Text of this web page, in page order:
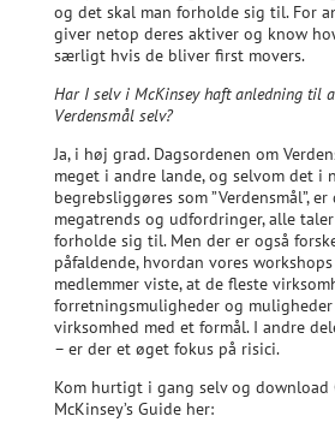
og det skal man forholde sig til. For
giver netop deres aktiver og know
særligt hvis de bliver first movers.
Har I selv i McKinsey haft anledning til
Verdensmål selv?
Ja, i høj grad. Dagsordenen om
meget i andre lande, og selvom det i
begrebsliggøres som ”Verdensmål”,
megatrends og udfordringer, alle
forholde sig til. Men der er også
påfaldende, hvordan vores workshops
medlemmer viste, at de fleste
forretningsmuligheder og
virksomhed med et formål. I andre
– er der et øget fokus på risici.
Kom hurtigt i gang selv og download
McKinsey’s Guide her: